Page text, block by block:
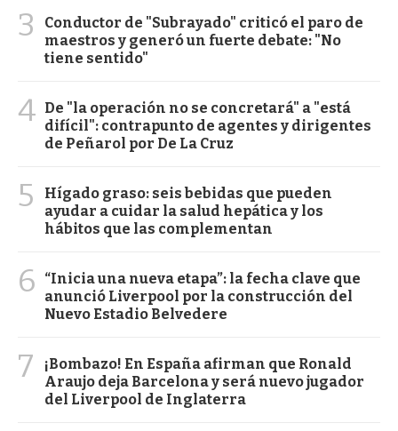
3
Conductor de "Subrayado" criticó el paro de
maestros y generó un fuerte debate: "No
tiene sentido"
4 De "la operación no se concretará" a "está
difícil": contrapunto de agentes y dirigentes
de Peñarol por De La Cruz
5
Hígado graso: seis bebidas que pueden
ayudar a cuidar la salud hepática y los
hábitos que las complementan
6
“Inicia una nueva etapa”: la fecha clave que
anunció Liverpool por la construcción del
Nuevo Estadio Belvedere
7
¡Bombazo! En España afirman que Ronald
Araujo deja Barcelona y será nuevo jugador
del Liverpool de Inglaterra